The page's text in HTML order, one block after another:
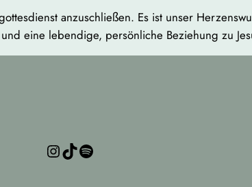
anzuschließen. Es ist unser
eine lebendige, persönliche Beziehung zu
Instagram TikTok Spotify